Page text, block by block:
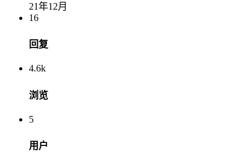
21年12月
16
回复
4.6k
浏览
5
用户